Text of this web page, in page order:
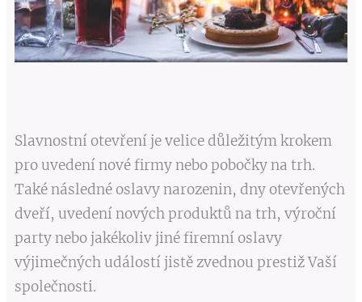
Slavnostní otevření je velice důležitým krokem
pro uvedení nové firmy nebo pobočky na trh.
Také následné oslavy narozenin, dny otevřených
dveří, uvedení nových produktů na trh, výroční
party nebo jakékoliv jiné firemní oslavy
výjimečných událostí jistě zvednou prestiž Vaší
společnosti.